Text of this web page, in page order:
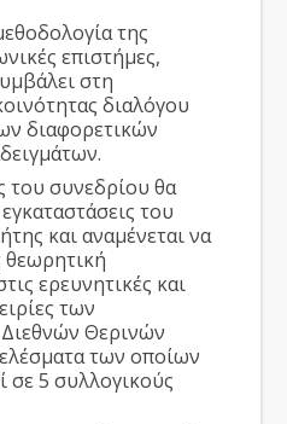
της
επιστήμες,
στη
διαλόγου
διαφορετικών
του συνεδρίου θα
του
και αναμένεται να
ερευνητικές και
των
Θερινών
των οποίων
σε 5 συλλογικούς